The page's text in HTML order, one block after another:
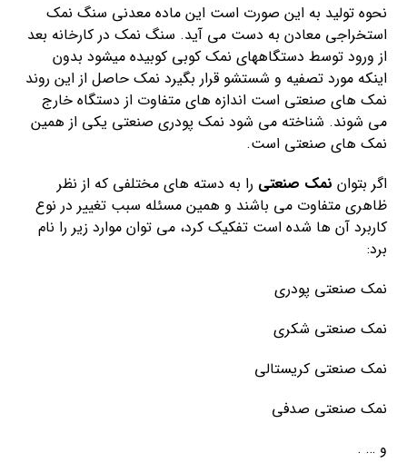
نحوه تولید به این صورت است این ماده معدنی سنگ نمک
استخراجی معادن به دست می آید. سنگ نمک در کارخانه بعد
از ورود توسط دستگاههای نمک کوبی کوبیده میشود بدون
اینکه مورد تصفیه و شستشو قرار بگیرد نمک حاصل از این روند
نمک های صنعتی است اندازه های متفاوت از دستگاه خارج
می شوند. شناخته می شود نمک پودری صنعتی یکی از همین
نمک های صنعتی است.
اگر بتوان نمک صنعتی را به دسته های مختلفی که از نظر
ظاهری متفاوت می باشند و همین مسئله سبب تغییر در نوع
کاربرد آن ها شده است تفکیک کرد، می توان موارد زیر را نام
برد:
نمک صنعتی پودری
نمک صنعتی شکری
نمک صنعتی کریستالی
نمک صنعتی صدفی
و … .